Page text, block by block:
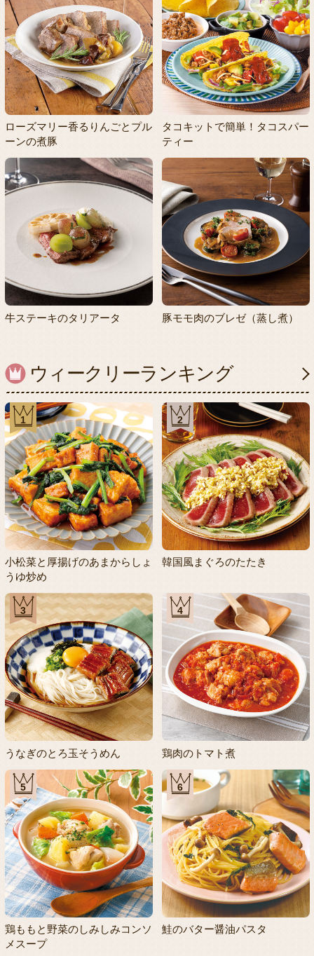
ローズマリー香るりんごとプル
ーンの煮豚
タコキットで簡単！タコスパー
ティー
牛ステーキのタリアータ 豚モモ肉のブレゼ（蒸し煮）
ウィークリーランキング
1
小松菜と厚揚げのあまからしょ
うゆ炒め
2
韓国風まぐろのたたき
3
うなぎのとろ玉そうめん
4
鶏肉のトマト煮
5
鶏ももと野菜のしみしみコンソ
メスープ
6
鮭のバター醤油パスタ